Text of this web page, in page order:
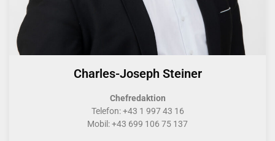
Charles-Joseph Steiner
Chefredaktion
Telefon: +43 1 997 43 16
Mobil: +43 699 106 75 137